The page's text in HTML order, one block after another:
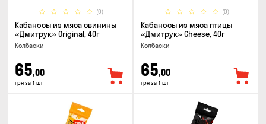
(0)
Кабаносы из мяса свинины
«Дмитрук» Original, 40г
Колбаски
65,00
грн за 1 шт
(0)
Кабаносы из мяса птицы
«Дмитрук» Cheese, 40г
Колбаски
65,00
грн за 1 шт